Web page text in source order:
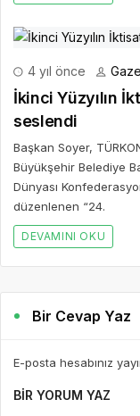
4 yıl önce
İkinci Yüzyılın
seslendi
Başkan Soyer,
Büyükşehir Belediye
Dünyası
düzenlenen “24.
DEVAMINI OKU
Bir Cevap Yaz
E-posta hesabınız
BIR YORUM YAZ